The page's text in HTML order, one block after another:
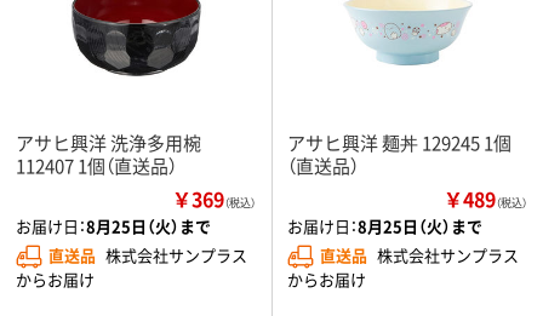
アサヒ興洋 洗浄多用椀
112407 1個（直送品）
￥369（税込）
お届け日：8月25日（火）まで
直送品 株式会社サンプラス
からお届け
アサヒ興洋 麺丼 129245 1個
（直送品）
￥489（税込）
お届け日：8月25日（火）まで
直送品 株式会社サンプラス
からお届け